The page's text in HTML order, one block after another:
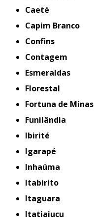
Caeté
Capim Branco
Confins
Contagem
Esmeraldas
Florestal
Fortuna de Minas
Funilândia
Ibirité
Igarapé
Inhaúma
Itabirito
Itaguara
Itatiaiuçu